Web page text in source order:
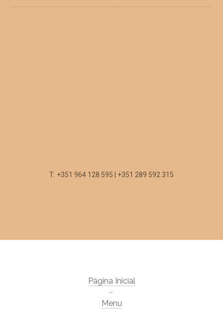
T: +351 964 128 595 | +351 289 592 315
Página Inicial
Menu